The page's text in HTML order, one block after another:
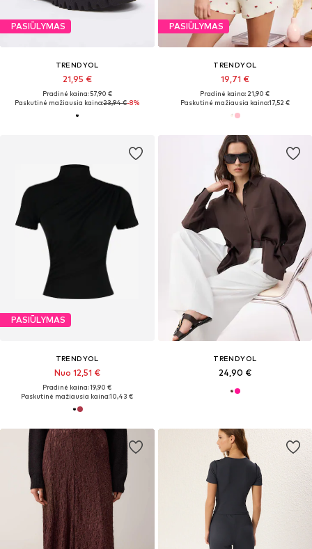
PASIŪLYMAS
TRENDYOL
21,95 €
Pradinė kaina: 57,90 €
Paskutinė mažiausia kaina:23,94 €-8%
PASIŪLYMAS
TRENDYOL
19,71 €
Pradinė kaina: 21,90 €
Paskutinė mažiausia kaina:17,52 €
PASIŪLYMAS
TRENDYOL
Nuo 12,51 €
Pradinė kaina: 19,90 €
Paskutinė mažiausia kaina:10,43 €
TRENDYOL
24,90 €